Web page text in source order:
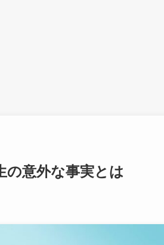
の意外な事実とは